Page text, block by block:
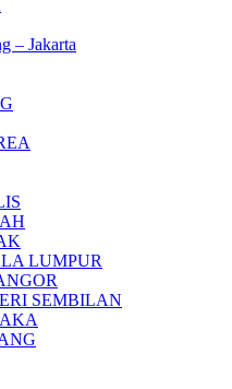
– Jakarta
LUMPUR
SEMBILAN